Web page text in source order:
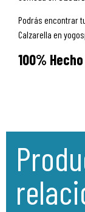
Podrás encontrar
Calzarella en
100%